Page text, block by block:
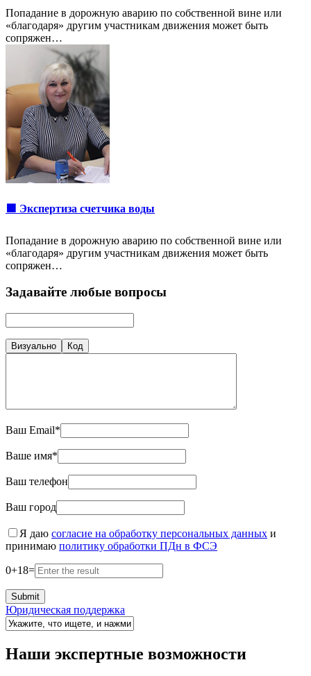
Попадание в дорожную аварию по собственной вине или
«благодаря» другим участникам движения может быть
сопряжен…
🟩 Экспертиза счетчика воды
Попадание в дорожную аварию по собственной вине или
«благодаря» другим участникам движения может быть
сопряжен…
Задавайте любые вопросы
Визуально Код
Ваш Email*
Ваше имя*
Ваш телефон
Ваш город
Я даю согласие на обработку персональных данных и
принимаю политику обработки ПДн в ФСЭ
0+18=
Юридическая поддержка
Наши экспертные возможности